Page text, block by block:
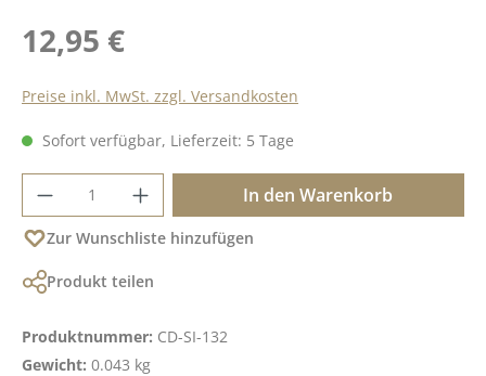
Regulärer Preis:
12,95 €
Preise inkl. MwSt. zzgl. Versandkosten
Sofort verfügbar, Lieferzeit: 5 Tage
Produkt Anzahl: Gib den gewünschten
In den Warenkorb
Zur Wunschliste hinzufügen
Produkt teilen
Produktnummer: CD-SI-132
Gewicht: 0.043 kg